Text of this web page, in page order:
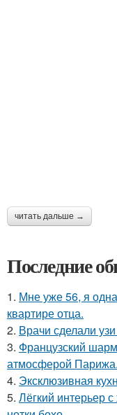
читать дальше →
Последние
1. Мне уже 56, я
квартире отца.
2. Врачи сделали
3. Французский
атмосферой Парижа.
4. Эксклюзивная
5. Лёгкий интерьер